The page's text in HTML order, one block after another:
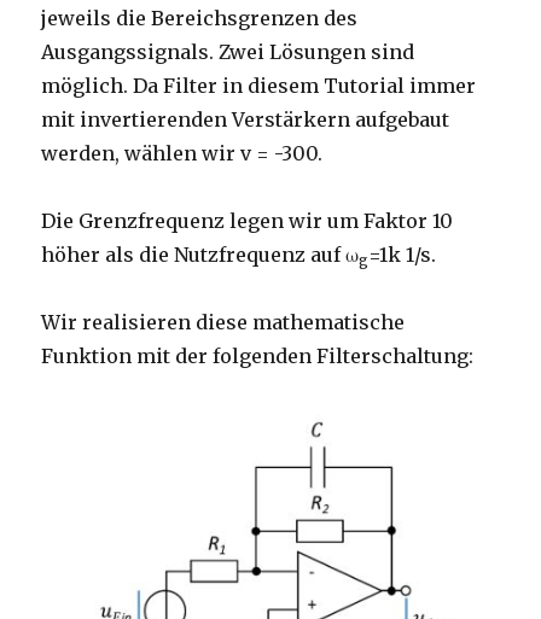
jeweils die Bereichsgrenzen des
Ausgangssignals. Zwei Lösungen sind
möglich. Da Filter in diesem Tutorial immer
mit invertierenden Verstärkern aufgebaut
werden, wählen wir v = -300.
Die Grenzfrequenz legen wir um Faktor 10
höher als die Nutzfrequenz auf ωg =1k 1/s.
Wir realisieren diese mathematische
Funktion mit der folgenden Filterschaltung: